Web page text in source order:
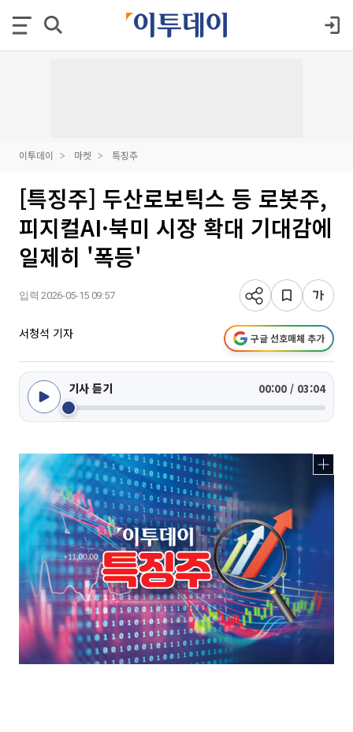
이투데이 마켓 특징주
[특징주] 두산로보틱스 등 로봇주,
피지컬AI·북미 시장 확대 기대감에
일제히 '폭등'
입력 2026-05-15 09:57
서청석 기자 구글 선호매체 추가
기사 듣기 00:00 / 03:04